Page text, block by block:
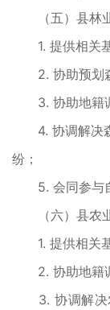
（五）县林
1. 提供相关基
2. 协助预划森
3. 协助地籍调
4. 协调解决森
纷；
5. 会同参与自
（六）县农
1. 提供相关基
2. 协助地籍调
3. 协调解决